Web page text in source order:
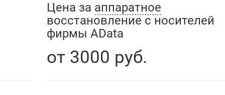
Цена за аппаратное
восстановление с носителей
фирмы AData
от 3000 руб.